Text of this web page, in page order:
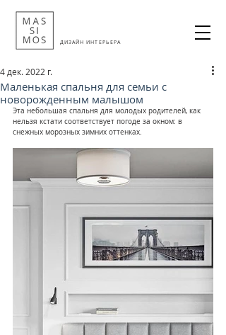
ДИЗАЙН ИНТЕРЬЕРА
Маленькая спальня для семьи с
новорожденным малышом
4 дек. 2022 г.
Эта небольшая спальня для молодых родителей, как
нельзя кстати соответствует погоде за окном: в
снежных морозных зимних оттенках.